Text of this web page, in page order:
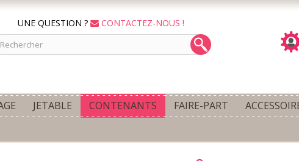
UNE QUESTION ?
CONTACTEZ-NOUS !
JETABLE CONTENANTS FAIRE-PART